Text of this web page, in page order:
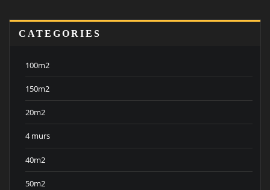
CATEGORIES
100m2
150m2
20m2
4 murs
40m2
50m2